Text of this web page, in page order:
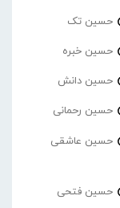
حسین تک
حسین خبره
حسین دانش
حسین رحمانی
حسین عاشقی
حسین فتحی